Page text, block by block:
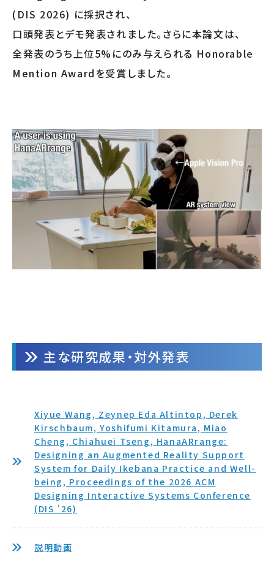
(DIS 2026) に採択され、
口頭発表とデモ発表されました。さらに本論文は、
全発表のうち上位5%にのみ与えられる Honorable
Mention Awardを受賞しました。
主な研究成果・対外発表
Xiyue Wang, Zeynep Eda Altintop, Derek
Kirschbaum, Yoshifumi Kitamura, Miao
Cheng, Chiahuei Tseng, HanaARrange:
Designing an Augmented Reality Support
System for Daily Ikebana Practice and Well-
being, Proceedings of the 2026 ACM
Designing Interactive Systems Conference
(DIS '26)
説明動画